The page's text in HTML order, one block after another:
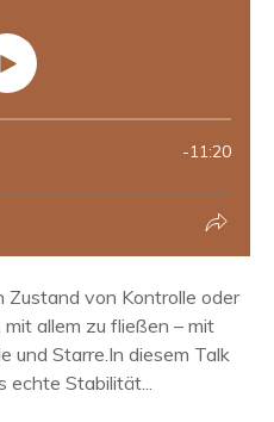
Zustand von Kontrolle oder
mit allem zu fließen – mit
und Starre.In diesem Talk
echte Stabilität...